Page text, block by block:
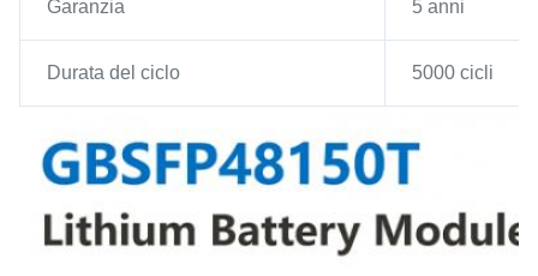
Garanzia 5 anni
Durata del ciclo 5000 cicli